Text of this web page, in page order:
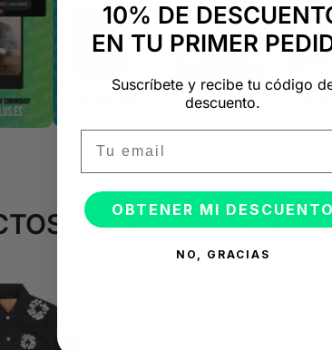
RELACIONADOS
10% DE
EN TU PRIMER
Suscríbete y recibe tu código
descuento.
OBTENER MI DESCUENTO
NO, GRACIAS